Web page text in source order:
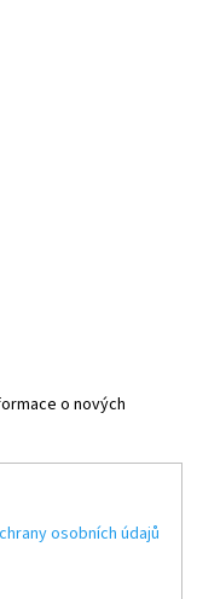
o nových
osobních údajů